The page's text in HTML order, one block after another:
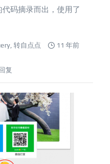
码摘录而出，使用了
,转自点点 11 年前
回复